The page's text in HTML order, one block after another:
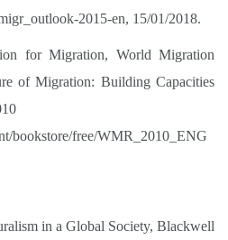
2015-en, 15/01/2018.
for Migration, World Migration
of Migration: Building Capacities
bookstore/free/WMR_2010_ENG
in a Global Society, Blackwell